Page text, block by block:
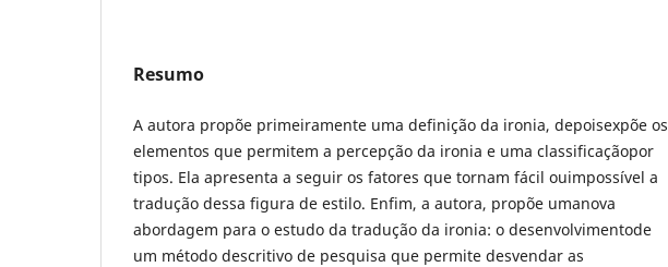
Resumo
A autora propõe primeiramente uma definição da ironia, depoisexpõe os
elementos que permitem a percepção da ironia e uma classificaçãopor
tipos. Ela apresenta a seguir os fatores que tornam fácil ouimpossível a
tradução dessa figura de estilo. Enfim, a autora, propõe umanova
abordagem para o estudo da tradução da ironia: o desenvolvimentode
um método descritivo de pesquisa que permite desvendar as